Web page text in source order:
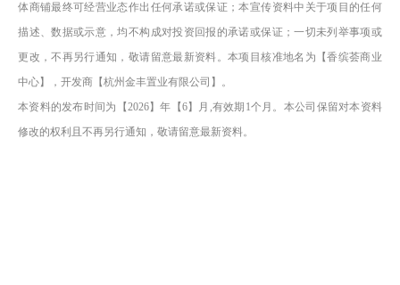
体商铺最终可经营业态作出任何承诺或保证；本宣传资料中关于项目的任何
描述、数据或示意，均不构成对投资回报的承诺或保证；一切未列举事项或
更改，不再另行通知，敬请留意最新资料。本项目核准地名为【香缤荟商业
中心】，开发商【杭州金丰置业有限公司】。
本资料的发布时间为【2026】年【6】月,有效期1个月。本公司保留对本资料
修改的权利且不再另行通知，敬请留意最新资料。